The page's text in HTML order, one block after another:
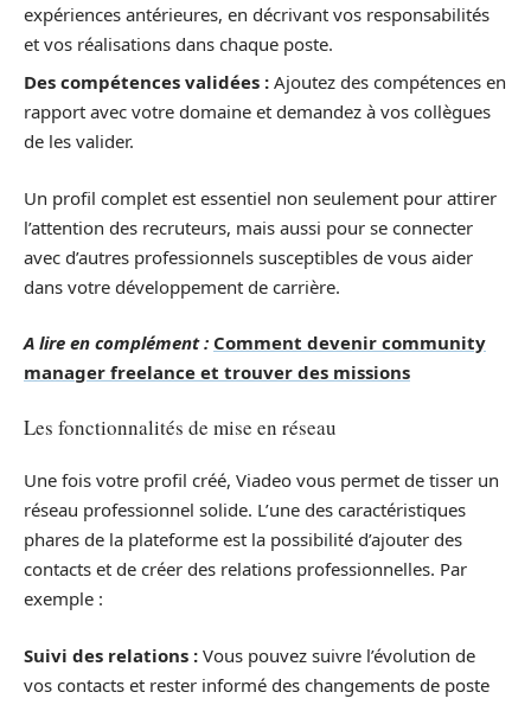
expériences antérieures, en décrivant vos responsabilités
et vos réalisations dans chaque poste.
Des compétences validées : Ajoutez des compétences en
rapport avec votre domaine et demandez à vos collègues
de les valider.
Un profil complet est essentiel non seulement pour attirer
l’attention des recruteurs, mais aussi pour se connecter
avec d’autres professionnels susceptibles de vous aider
dans votre développement de carrière.
A lire en complément : Comment devenir community
manager freelance et trouver des missions
Les fonctionnalités de mise en réseau
Une fois votre profil créé, Viadeo vous permet de tisser un
réseau professionnel solide. L’une des caractéristiques
phares de la plateforme est la possibilité d’ajouter des
contacts et de créer des relations professionnelles. Par
exemple :
Suivi des relations : Vous pouvez suivre l’évolution de
vos contacts et rester informé des changements de poste